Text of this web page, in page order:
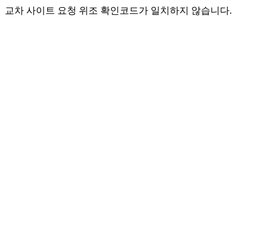
교차 사이트 요청 위조 확인코드가 일치하지 않습니다.